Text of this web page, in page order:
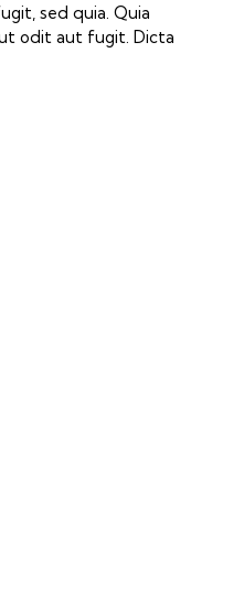
sed quia. Quia
odit aut fugit. Dicta